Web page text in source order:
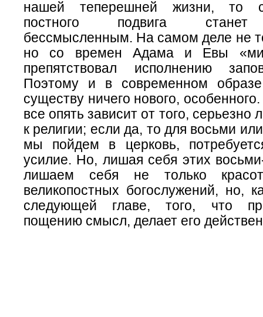
нашей теперешней жизни, то
постного подвига станет
бессмысленным. На самом деле не
но со времен Адама и Евы
препятствовал исполнению
Поэтому и в современном
существу ничего нового,
все опять зависит от того, серьезно
к религии; если да, то для восьми
мы пойдем в церковь,
усилие. Но, лишая себя этих
лишаем себя не только
великопостных богослужений, но,
следующей главе, того, что
пощению смысл, делает его